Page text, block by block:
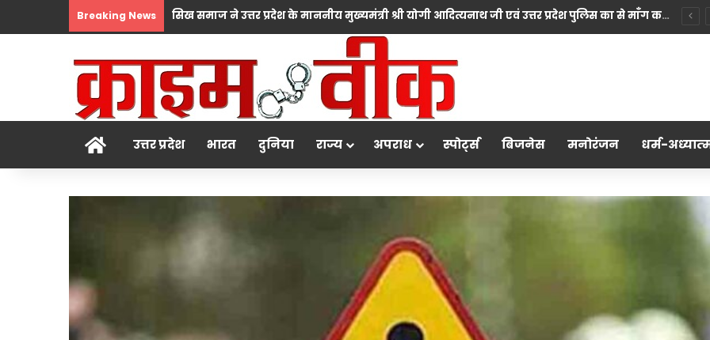
Breaking News *10 महीने की बच्ची की मां पंखुड़ी श्रीवास्तव बनीं Mrs. मिसेज़ वर्ल्ड इंटरनेशनल 2026 की फर्स्ट रनर-अप, मां बनना सपनों का अंत नहीं शुरुआत है का दिया संदेश*
होम उत्तर प्रदेश भारत दुनिया राज्य अपराध स्पोर्ट्स बिजनेस मनोरंजन धर्म-